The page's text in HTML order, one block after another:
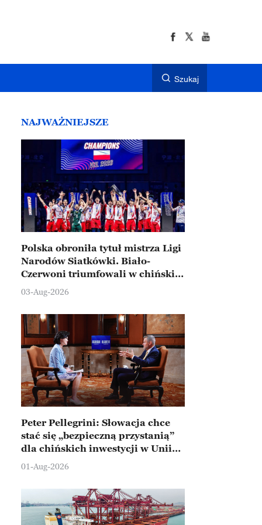
Szukaj
NAJWAŻNIEJSZE
Polska obroniła tytuł mistrza Ligi
Narodów Siatkówki. Biało-
Czerwoni triumfowali w chińskim
Ningbo
03-Aug-2026
Peter Pellegrini: Słowacja chce
stać się „bezpieczną przystanią”
dla chińskich inwestycji w Unii
Europejskiej
01-Aug-2026